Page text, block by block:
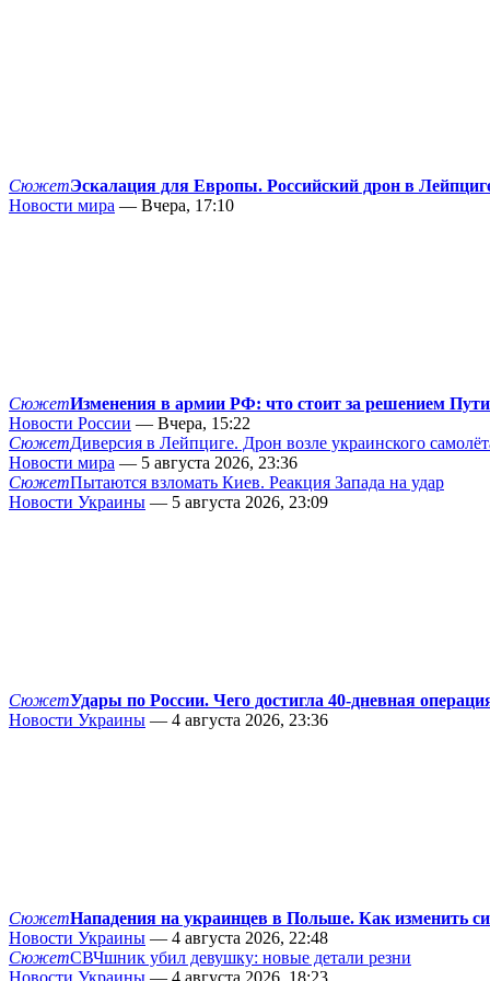
СюжетЭскалация для Европы. Российский дрон в
Новости мира — Вчера, 17:10
СюжетИзменения в армии РФ: что стоит за решением
Новости России — Вчера, 15:22
СюжетДиверсия в Лейпциге. Дрон возле украинского
Новости мира — 5 августа 2026, 23:36
СюжетПытаются взломать Киев. Реакция Запада на удар
Новости Украины — 5 августа 2026, 23:09
СюжетУдары по России. Чего достигла 40-дневная
Новости Украины — 4 августа 2026, 23:36
СюжетНападения на украинцев в Польше. Как изменить
Новости Украины — 4 августа 2026, 22:48
СюжетСВЧшник убил девушку: новые детали резни